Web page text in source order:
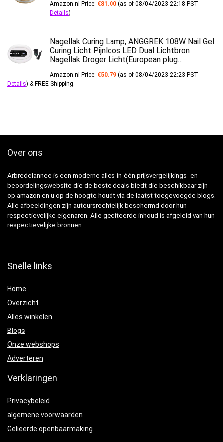
Amazon.nl Price: €81.00 (as of 08/04/2023 22:18 PST-
Details)
Nagellak Curing Lamp, ANGGREK 108W Nail Gel
Curing Licht Pijnloos LED Dual Lichtbron
Nagellak Droger Licht(European plug…
Amazon.nl Price: €50.79 (as of 08/04/2023 22:23 PST-
Details) & FREE Shipping.
Over ons
Arbredelannee is een moderne alles-in-één prijsvergelijkings- en
beoordelingswebsite die de beste deals biedt die beschikbaar zijn
op amazon en u op de hoogte houdt via de laatst toegevoegde blogs.
Alle afbeeldingen zijn auteursrechtelijk beschermd door hun
respectievelijke eigenaren. Alle geciteerde inhoud is afgeleid van hun
respectievelijke bronnen.
Snelle links
Home
Overzicht
Alles winkelen
Blogs
Onze webshops
Adverteren
Verklaringen
Privacybeleid
algemene voorwaarden
Gelieerde openbaarmaking